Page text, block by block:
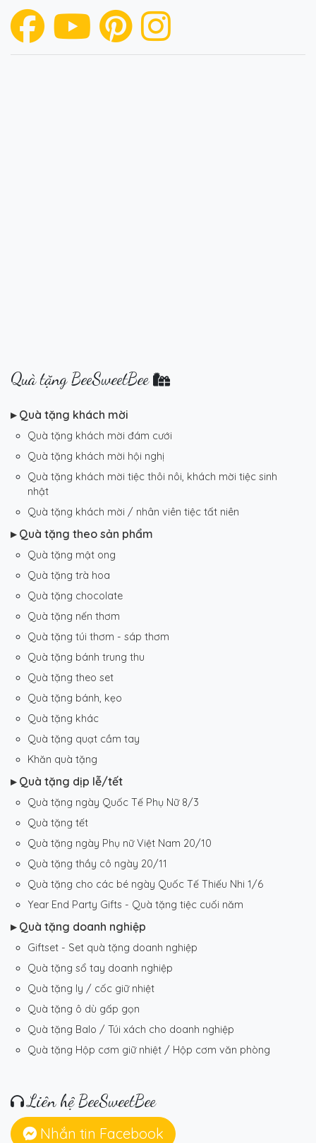
Quà tặng BeeSweetBee
▸ Quà tặng khách mời
Quà tặng khách mời đám cưới
Quà tặng khách mời hội nghị
Quà tặng khách mời tiệc thôi nôi, khách mời tiệc sinh
nhật
Quà tặng khách mời / nhân viên tiệc tất niên
▸ Quà tặng theo sản phẩm
Quà tặng mật ong
Quà tặng trà hoa
Quà tặng chocolate
Quà tặng nến thơm
Quà tặng túi thơm - sáp thơm
Quà tặng bánh trung thu
Quà tặng theo set
Quà tặng bánh, kẹo
Quà tặng khác
Quà tặng quạt cầm tay
Khăn quà tặng
▸ Quà tặng dịp lễ/tết
Quà tặng ngày Quốc Tế Phụ Nữ 8/3
Quà tặng tết
Quà tặng ngày Phụ nữ Việt Nam 20/10
Quà tặng thầy cô ngày 20/11
Quà tặng cho các bé ngày Quốc Tế Thiếu Nhi 1/6
Year End Party Gifts - Quà tặng tiệc cuối năm
▸ Quà tặng doanh nghiệp
Giftset - Set quà tặng doanh nghiệp
Quà tặng sổ tay doanh nghiệp
Quà tặng ly / cốc giữ nhiệt
Quà tặng ô dù gấp gọn
Quà tặng Balo / Túi xách cho doanh nghiệp
Quà tặng Hộp cơm giữ nhiệt / Hộp cơm văn phòng
Liên hệ BeeSweetBee
Nhắn tin Facebook